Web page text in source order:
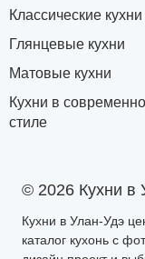
© 2026 Кухни в
Кухни в Улан-Удэ
каталог кухонь с
Классические кухни
Глянцевые кухни
Матовые кухни
Кухни в
стиле